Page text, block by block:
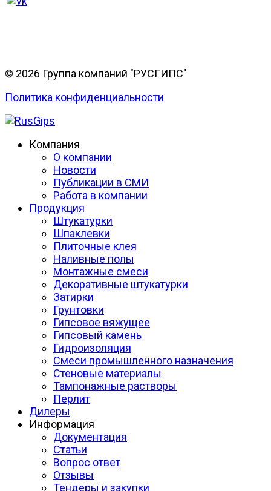
© 2026 Группа компаний "РУСГИПС"
Политика конфиденциальности
Компания
О компании
Новости
Публикации в СМИ
Работа в компании
Продукция
Штукатурки
Шпаклевки
Плиточные клея
Наливные полы
Монтажные смеси
Декоративные штукатурки
Затирки
Грунтовки
Гипсовое вяжущее
Гипсовый камень
Гидроизоляция
Смеси промышленного назначения
Стеновые материалы
Тампонажные растворы
Перлит
Дилеры
Информация
Документация
Статьи
Вопрос ответ
Отзывы
Тендеры и закупки